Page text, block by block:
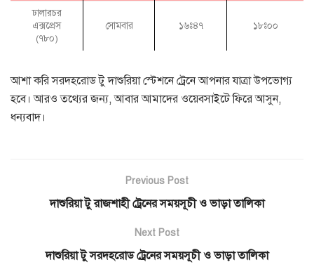
ঢালারচর
এক্সপ্রেস
(৭৮০)
সোমবার ১৬ঃ৪৭ ১৮ঃ০০
আশা করি সরদহরোড টু দাশুরিয়া স্টেশনে ট্রেনে আপনার যাত্রা উপভোগ্য
হবে। আরও তথ্যের জন্য, আবার আমাদের ওয়েবসাইটে ফিরে আসুন,
ধন্যবাদ।
Previous Post
দাশুরিয়া টু রাজশাহী ট্রেনের সময়সূচী ও ভাড়া তালিকা
Next Post
দাশুরিয়া টু সরদহরোড ট্রেনের সময়সূচী ও ভাড়া তালিকা